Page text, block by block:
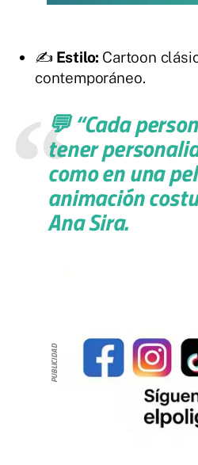
✍️Estilo: Cartoon
contemporáneo.
💬“Cada
tener
como en una
animación
Ana Sira.